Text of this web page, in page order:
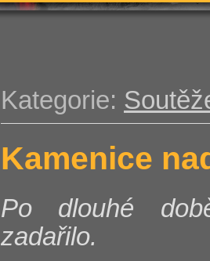
Kategorie:
Kamenice
Po dlouhé
zadařilo.